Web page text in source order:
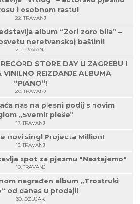
i osobnom rastu!
22. TRAVANJ
album “Zori zoro bila” –
neretvanskoj baštini!
21. TRAVANJ
STORE DAY U ZAGREBU I
VINILNO REIZDANJE ALBUMA
“PIANO”!
20. TRAVANJ
nas na plesni podij s novim
„Svemir pleše”
17. TRAVANJ
novi singl Projecta Million!
13. TRAVANJ
spot za pjesmu "Nestajemo"
10. TRAVANJ
nagrađen album „Trostruki
od danas u prodaji!
30. OŽUJAK